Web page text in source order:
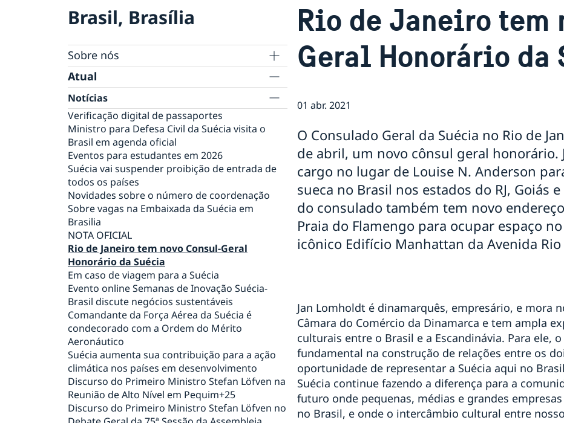
Brasil, Brasília
Sobre nós
Equipe da embaixada
Tratamento de dados pessoais na embaixada
da Suécia em Brasília
Atual
Notícias
Verificação digital de passaportes
Ministro para Defesa Civil da Suécia visita o
Brasil em agenda oficial
Eventos para estudantes em 2026
Suécia vai suspender proibição de entrada de
todos os países
Novidades sobre o número de coordenação
Sobre vagas na Embaixada da Suécia em
Brasilia
NOTA OFICIAL
Rio de Janeiro tem novo Consul-Geral
Honorário da Suécia
Em caso de viagem para a Suécia
Evento online Semanas de Inovação Suécia-
Brasil discute negócios sustentáveis
Comandante da Força Aérea da Suécia é
condecorado com a Ordem do Mérito
Aeronáutico
Suécia aumenta sua contribuição para a ação
climática nos países em desenvolvimento
Discurso do Primeiro Ministro Stefan Löfven na
Reunião de Alto Nível em Pequim+25
Discurso do Primeiro Ministro Stefan Löfven no
Rio de Janeiro tem
Geral Honorário da
01 abr. 2021
O Consulado Geral da Suécia no Rio de
de abril, um novo cônsul geral honorário.
cargo no lugar de Louise N. Anderson
sueca no Brasil nos estados do RJ, Goiás
do consulado também tem novo
Praia do Flamengo para ocupar espaço
icônico Edifício Manhattan da Avenida Rio
Jan Lomholdt é dinamarquês, empresário, e mora
Câmara do Comércio da Dinamarca e tem ampla
culturais entre o Brasil e a Escandinávia. Para ele,
fundamental na construção de relações entre os
oportunidade de representar a Suécia aqui no
Suécia continue fazendo a diferença para a
futuro onde pequenas, médias e grandes
no Brasil, e onde o intercâmbio cultural entre